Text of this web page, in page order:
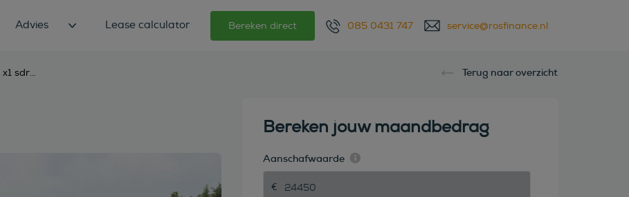
Advies Lease calculator Bereken direct 085 0431 747 service@rosfinance.nl
bmw x1 sdrive18i high executive Terug naar overzicht
Bereken jouw maandbedrag
Aanschafwaarde